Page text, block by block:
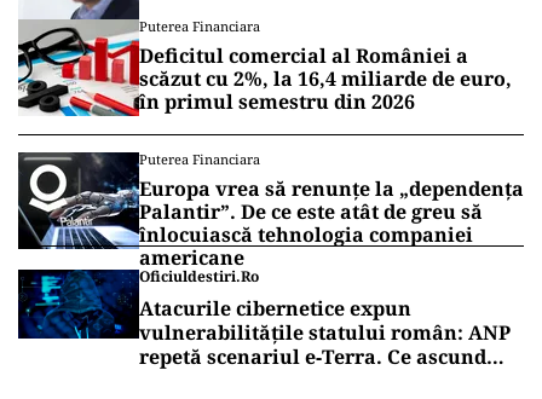
Puterea Financiara
Deficitul comercial al României a
scăzut cu 2%, la 16,4 miliarde de euro,
în primul semestru din 2026
Puterea Financiara
Europa vrea să renunțe la „dependența
Palantir”. De ce este atât de greu să
înlocuiască tehnologia companiei
americane
Oficiuldestiri.ro
Atacurile cibernetice expun
vulnerabilitățile statului român: ANP
repetă scenariul e‑Terra. Ce ascund